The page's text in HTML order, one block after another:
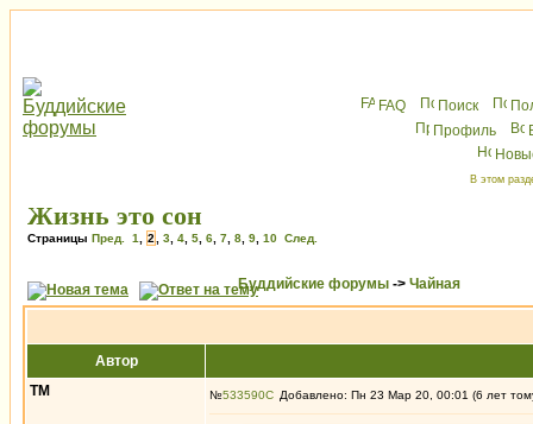
FAQ Поиск
Профиль
В этом
Жизнь это сон
Страницы Пред. 1 2 3 4 5 6 7 8 9 10 След.
Буддийские форумы -> Чайная
Автор
ТМ
№533590 Добавлено: Пн 23 Мар 20, 00:01 (6 лет